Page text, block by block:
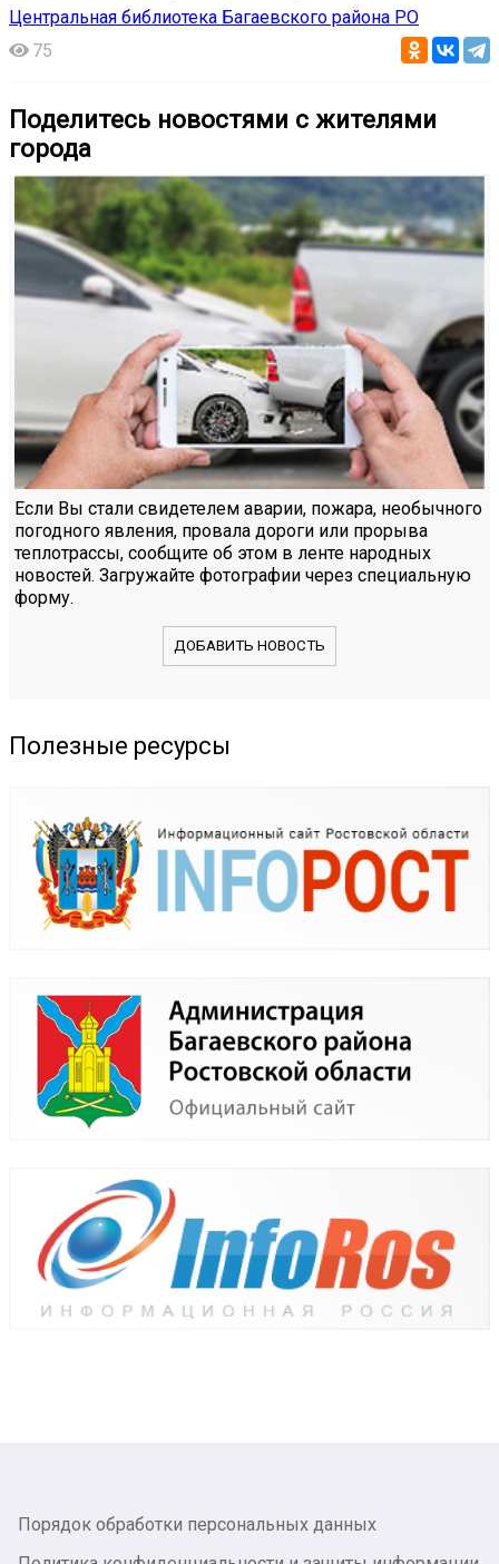
Центральная библиотека Багаевского района РО
75
Поделитесь новостями с жителями
города
Если Вы стали свидетелем аварии, пожара, необычного
погодного явления, провала дороги или прорыва
теплотрассы, сообщите об этом в ленте народных
новостей. Загружайте фотографии через специальную
форму.
ДОБАВИТЬ НОВОСТЬ
Полезные ресурсы
Порядок обработки персональных данных